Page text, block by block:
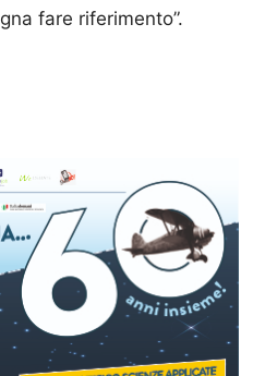
fare riferimento”.